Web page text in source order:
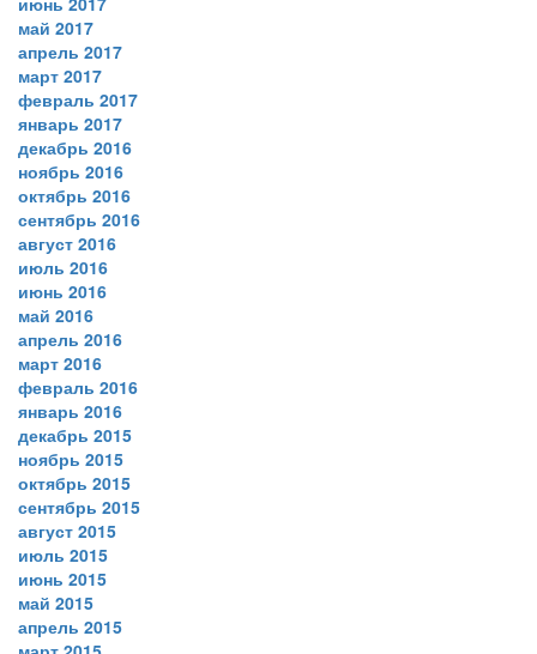
май 2017
апрель 2017
март 2017
февраль 2017
январь 2017
декабрь 2016
ноябрь 2016
октябрь 2016
сентябрь 2016
август 2016
июль 2016
июнь 2016
май 2016
апрель 2016
март 2016
февраль 2016
январь 2016
декабрь 2015
ноябрь 2015
октябрь 2015
сентябрь 2015
август 2015
июль 2015
июнь 2015
май 2015
апрель 2015